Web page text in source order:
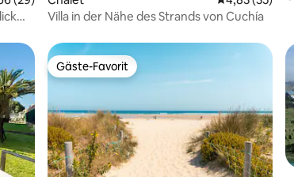
Villa in der Nähe des Strands von Cuchía
Gäste-Favorit
Gäste-Favorit